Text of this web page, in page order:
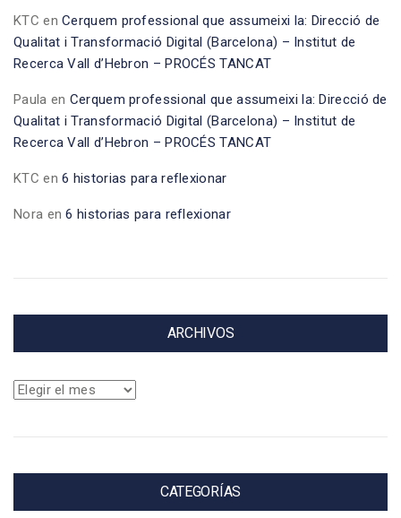
KTC enCerquem professional que assumeixi la: Direcció de
Qualitat i Transformació Digital (Barcelona) – Institut de
Recerca Vall d’Hebron – PROCÉS TANCAT
Paula en Cerquem professional que assumeixi la: Direcció de
Qualitat i Transformació Digital (Barcelona) – Institut de
Recerca Vall d’Hebron – PROCÉS TANCAT
KTC en6 historias para reflexionar
Nora en6 historias para reflexionar
ARCHIVOS
Archivos
CATEGORÍAS